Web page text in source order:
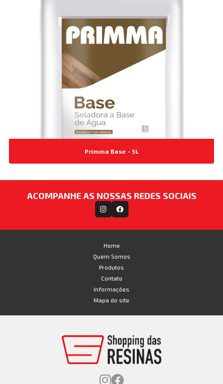
Primma Base - 5L
ACOMPANHE AS NOSSAS REDES SOCIAIS
Home
Quem Somos
Produtos
Contato
Informações
Mapa do site